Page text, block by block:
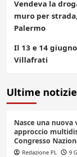
Vendeva la
muro per
Palermo
Il 13 e 14
Villafrati
Ultime notizie
Nasce una
approccio
Congresso
Redazione PL 9